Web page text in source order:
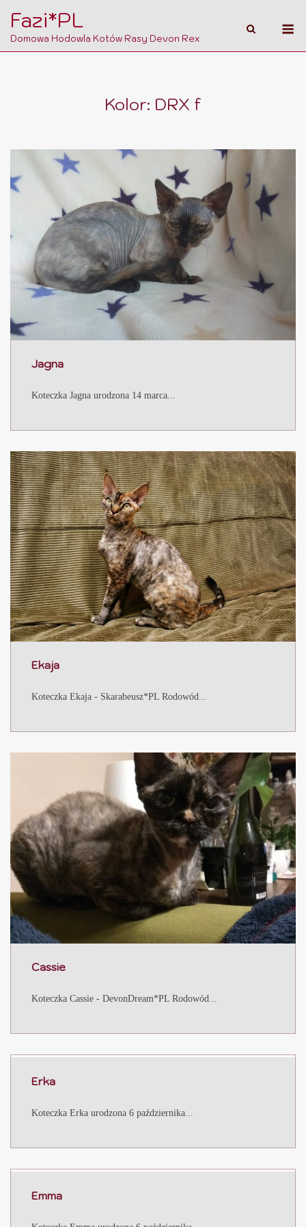
content
Fazi*PL
Domowa Hodowla Kotów Rasy Devon Rex
Kolor: DRX f
Jagna
Koteczka Jagna urodzona 14 marca...
Ekaja
Koteczka Ekaja - Skarabeusz*PL Rodowód...
Cassie
Koteczka Cassie - DevonDream*PL Rodowód...
Erka
Koteczka Erka urodzona 6 października...
Emma